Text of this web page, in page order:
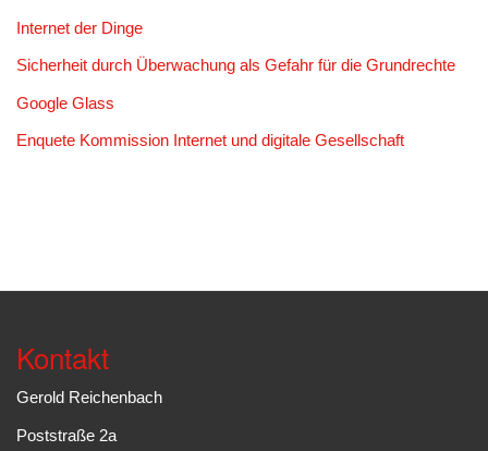
Internet der Dinge
Sicherheit durch Überwachung als Gefahr für die Grundrechte
Google Glass
Enquete Kommission Internet und digitale Gesellschaft
Kontakt
Gerold Reichenbach
Poststraße 2a